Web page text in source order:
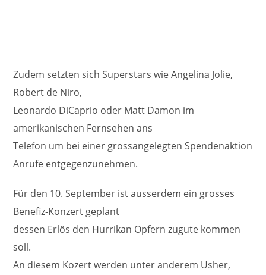
Zudem setzten sich Superstars wie Angelina Jolie,
Robert de Niro,
Leonardo DiCaprio oder Matt Damon im
amerikanischen Fernsehen ans
Telefon um bei einer grossangelegten Spendenaktion
Anrufe entgegenzunehmen.
Für den 10. September ist ausserdem ein grosses
Benefiz-Konzert geplant
dessen Erlös den Hurrikan Opfern zugute kommen
soll.
An diesem Kozert werden unter anderem Usher,